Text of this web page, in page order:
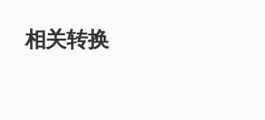
相关转换